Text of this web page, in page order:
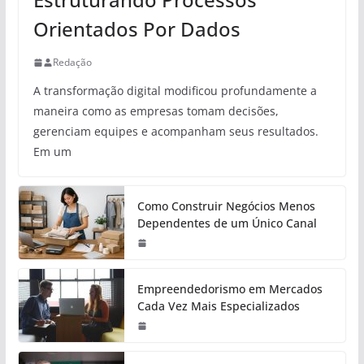
Orientados Por Dados
Redação
A transformação digital modificou profundamente a
maneira como as empresas tomam decisões,
gerenciam equipes e acompanham seus resultados.
Em um
Como Construir Negócios Menos
Dependentes de um Único Canal
Empreendedorismo em Mercados
Cada Vez Mais Especializados